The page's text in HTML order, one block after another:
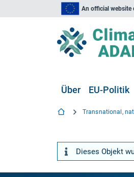
An official website
Über EU-Politik
Transnational,
Dieses Objekt